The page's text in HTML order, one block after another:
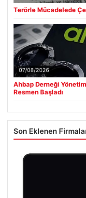
Terörle Mücadelede
07/08/2026
Ahbap Derneği
Resmen Başladı
Son Eklenen